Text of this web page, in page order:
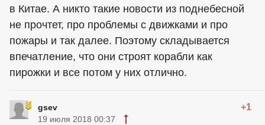
в Китае. А никто такие новости из поднебесной
не прочтет, про проблемы с движками и про
пожары и так далее. Поэтому складывается
впечатление, что они строят корабли как
пирожки и все потом у них отлично.
gsev +1
19 июля 2018 00:37